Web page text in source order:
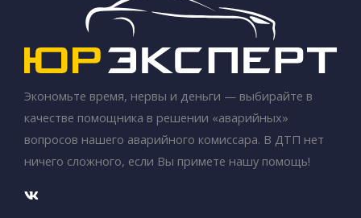
Экономьте время, нервы и деньги — выбирайте в
качестве помощника в решении «аварийных»
вопросов нашего аварийного комиссара. В ДТП нет
ничего сложного, если Вы примете нашу помощь!